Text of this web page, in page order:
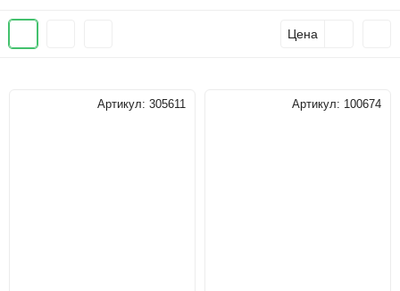
Цена
Артикул: 305611 Артикул: 100674